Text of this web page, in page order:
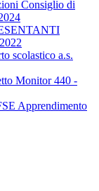
Consiglio di
scolastico a.s.
Monitor 440 -
Apprendimento